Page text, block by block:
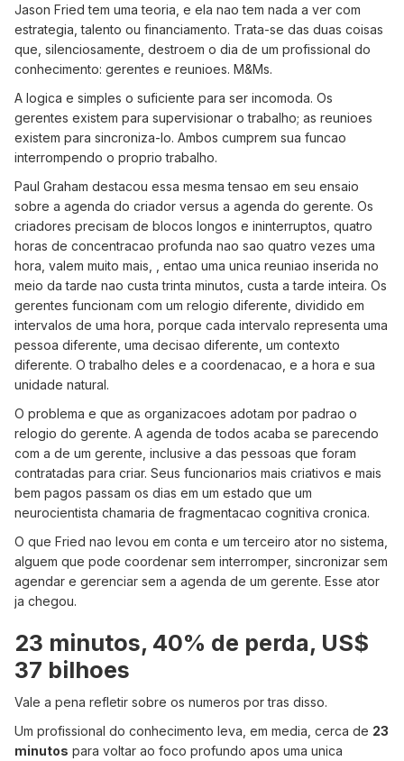
Jason Fried tem uma teoria, e ela nao tem nada a ver com
estrategia, talento ou financiamento. Trata-se das duas coisas
que, silenciosamente, destroem o dia de um profissional do
conhecimento: gerentes e reunioes. M&Ms.
A logica e simples o suficiente para ser incomoda. Os
gerentes existem para supervisionar o trabalho; as reunioes
existem para sincroniza-lo. Ambos cumprem sua funcao
interrompendo o proprio trabalho.
Paul Graham destacou essa mesma tensao em seu ensaio
sobre a agenda do criador versus a agenda do gerente. Os
criadores precisam de blocos longos e ininterruptos, quatro
horas de concentracao profunda nao sao quatro vezes uma
hora, valem muito mais, , entao uma unica reuniao inserida no
meio da tarde nao custa trinta minutos, custa a tarde inteira. Os
gerentes funcionam com um relogio diferente, dividido em
intervalos de uma hora, porque cada intervalo representa uma
pessoa diferente, uma decisao diferente, um contexto
diferente. O trabalho deles e a coordenacao, e a hora e sua
unidade natural.
O problema e que as organizacoes adotam por padrao o
relogio do gerente. A agenda de todos acaba se parecendo
com a de um gerente, inclusive a das pessoas que foram
contratadas para criar. Seus funcionarios mais criativos e mais
bem pagos passam os dias em um estado que um
neurocientista chamaria de fragmentacao cognitiva cronica.
O que Fried nao levou em conta e um terceiro ator no sistema,
alguem que pode coordenar sem interromper, sincronizar sem
agendar e gerenciar sem a agenda de um gerente. Esse ator
ja chegou.
23 minutos, 40% de perda, US$
37 bilhoes
Vale a pena refletir sobre os numeros por tras disso.
Um profissional do conhecimento leva, em media, cerca de 23
minutos para voltar ao foco profundo apos uma unica